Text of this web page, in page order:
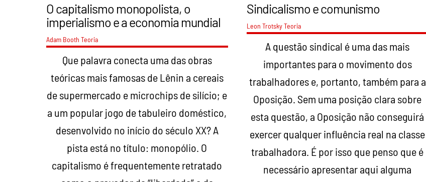
O capitalismo monopolista, o
imperialismo e a economia mundial
Adam Booth Teoria
Que palavra conecta uma das obras
teóricas mais famosas de Lênin a cereais
de supermercado e microchips de silício; e
a um popular jogo de tabuleiro doméstico,
desenvolvido no início do século XX? A
pista está no título: monopólio. O
capitalismo é frequentemente retratado
Sindicalismo e comunismo
Leon TrotskyTeoria
A questão sindical é uma das mais
importantes para o movimento dos
trabalhadores e, portanto, também para a
Oposição. Sem uma posição clara sobre
esta questão, a Oposição não conseguirá
exercer qualquer influência real na classe
trabalhadora. É por isso que penso que é
necessário apresentar aqui alguma